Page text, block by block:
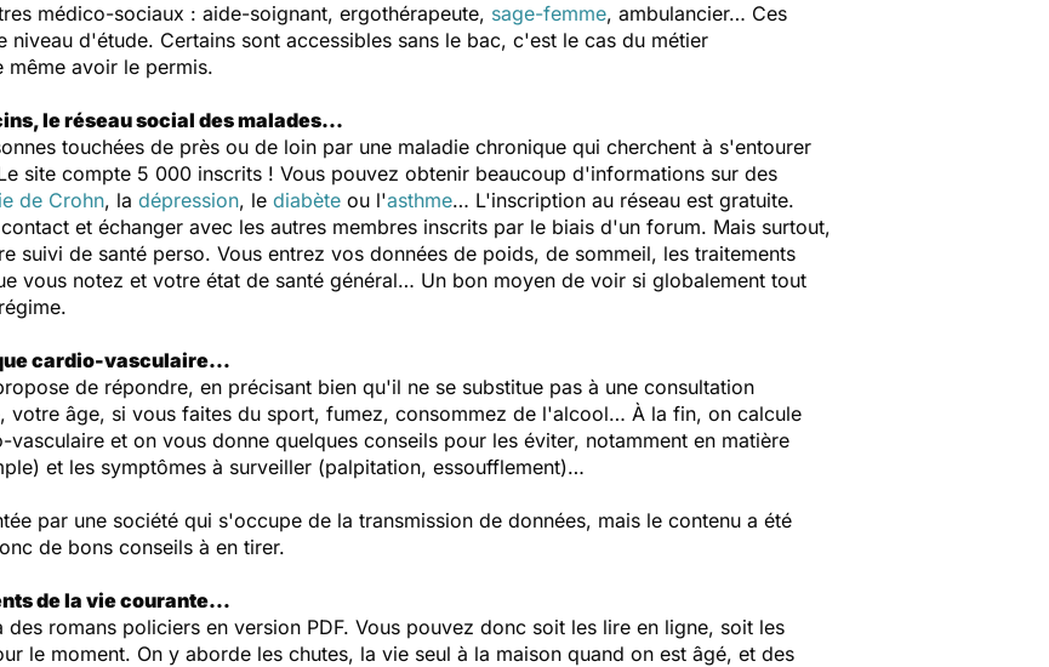
médico-sociaux : aide-soignant, ergothérapeute, sage-femme, ambulancier… Ces
niveau d'étude. Certains sont accessibles sans le bac, c'est le cas du métier
avoir le permis.
le réseau social des malades...
touchées de près ou de loin par une maladie chronique qui cherchent à s'entourer
site compte 5 000 inscrits ! Vous pouvez obtenir beaucoup d'informations sur des
de Crohn, la dépression, le diabète ou l'asthme… L'inscription au réseau est gratuite.
et échanger avec les autres membres inscrits par le biais d'un forum. Mais surtout,
suivi de santé perso. Vous entrez vos données de poids, de sommeil, les traitements
vous notez et votre état de santé général… Un bon moyen de voir si globalement tout
cardio-vasculaire…
de répondre, en précisant bien qu'il ne se substitue pas à une consultation
votre âge, si vous faites du sport, fumez, consommez de l'alcool… À la fin, on calcule
et on vous donne quelques conseils pour les éviter, notamment en matière
et les symptômes à surveiller (palpitation, essoufflement)…
par une société qui s'occupe de la transmission de données, mais le contenu a été
de bons conseils à en tirer.
de la vie courante…
romans policiers en version PDF. Vous pouvez donc soit les lire en ligne, soit les
le moment. On y aborde les chutes, la vie seul à la maison quand on est âgé, et des